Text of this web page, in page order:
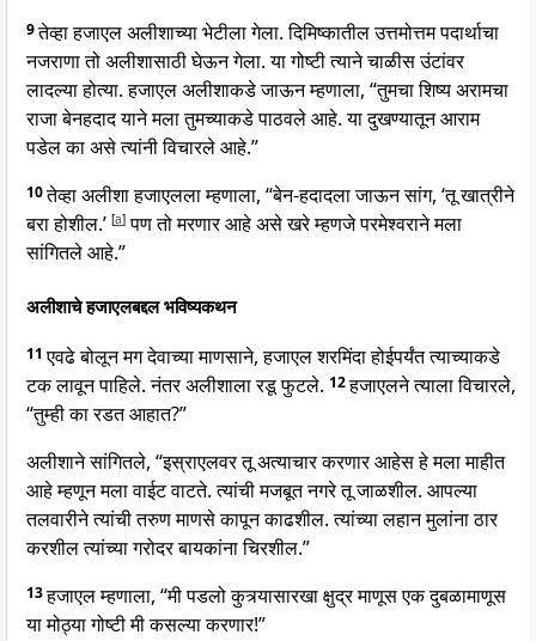
9तेव्हा हजाएल अलीशाच्या भेटीला गेला. दिमिष्कातील उत्तमोत्तम पदार्थाचा
नजराणा तो अलीशासाठी घेऊन गेला. या गोष्टी त्याने चाळीस उंटांवर
लादल्या होत्या. हजाएल अलीशाकडे जाऊन म्हणाला, “तुमचा शिष्य अरामचा
राजा बेनहदाद याने मला तुमच्याकडे पाठवले आहे. या दुखण्यातून आराम
पडेल का असे त्यांनी विचारले आहे.”
10तेव्हा अलीशा हजाएलला म्हणाला, “बेन-हदादला जाऊन सांग, ‘तू खात्रीने
बरा होशील.’ [a] पण तो मरणार आहे असे खरे म्हणजे परमेश्वराने मला
सांगितले आहे.”
अलीशाचे हजाएलबद्दल भविष्यकथन
11एवढे बोलून मग देवाच्या माणसाने, हजाएल शरमिंदा होईपर्यंत त्याच्याकडे
टक लावून पाहिले. नंतर अलीशाला रडू फुटले. 12हजाएलने त्याला विचारले,
“तुम्ही का रडत आहात?”
अलीशाने सांगितले, “इस्राएलवर तू अत्याचार करणार आहेस हे मला माहीत
आहे म्हणून मला वाईट वाटते. त्यांची मजबूत नगरे तू जाळशील. आपल्या
तलवारीने त्यांची तरुण माणसे कापून काढशील. त्यांच्या लहान मुलांना ठार
करशील त्यांच्या गरोदर बायकांना चिरशील.”
13हजाएल म्हणाला, “मी पडलो कुत्र्यासारखा क्षुद्र माणूस एक दुबळामाणूस
या मोठ्या गोष्टी मी कसल्या करणार!”